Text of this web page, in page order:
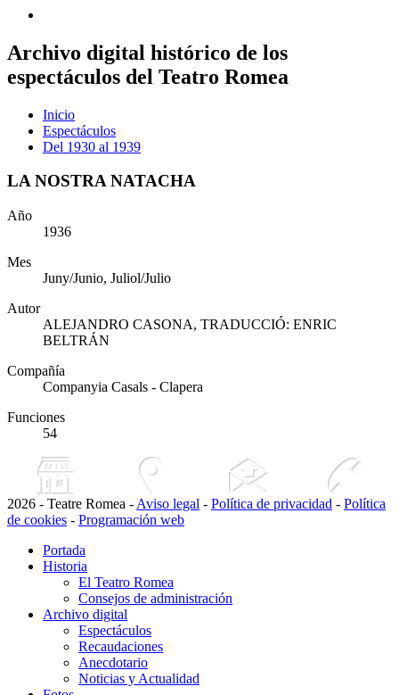
Archivo digital histórico de los
espectáculos del Teatro Romea
Inicio
Espectáculos
Del 1930 al 1939
LA NOSTRA NATACHA
Año
1936
Mes
Juny/Junio, Juliol/Julio
Autor
ALEJANDRO CASONA, TRADUCCIÓ: ENRIC
BELTRÁN
Compañía
Companyia Casals - Clapera
Funciones
54
2026 - Teatre Romea - Aviso legal - Política de privacidad - Política
de cookies - Programación web
Portada
Historia
El Teatro Romea
Consejos de administración
Archivo digital
Espectáculos
Recaudaciones
Anecdotario
Noticias y Actualidad